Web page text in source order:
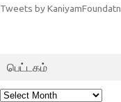
Tweets by KaniyamFoundatn
பெட்டகம்
பெட்டகம்